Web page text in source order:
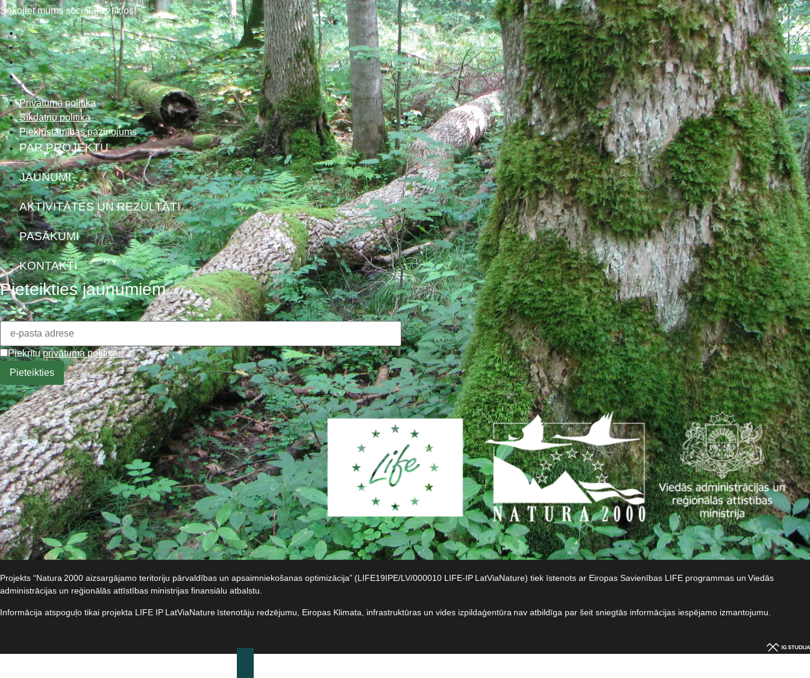
Sekojiet mums sociālajos tīklos!
Privātuma politika
Sīkdatņu politika
Piekļūstamības paziņojums
PAR PROJEKTU
JAUNUMI
AKTIVITĀTES UN REZULTĀTI
PASĀKUMI
KONTAKTI
Pieteikties jaunumiem
Piekrītuprivātuma politikai.
Projekts “Natura 2000 aizsargājamo teritoriju pārvaldības un apsaimniekošanas optimizācija” (LIFE19IPE/LV/000010 LIFE-IP LatViaNature) tiek īstenots ar Eiropas Savienības LIFE programmas un Viedās
administrācijas un reģionālās attīstības ministrijas finansiālu atbalstu.​
Informācija atspoguļo tikai projekta LIFE IP LatViaNature īstenotāju redzējumu, Eiropas Klimata, infrastruktūras un vides izpildaģentūra nav atbildīga par šeit sniegtās informācijas iespējamo izmantojumu.​